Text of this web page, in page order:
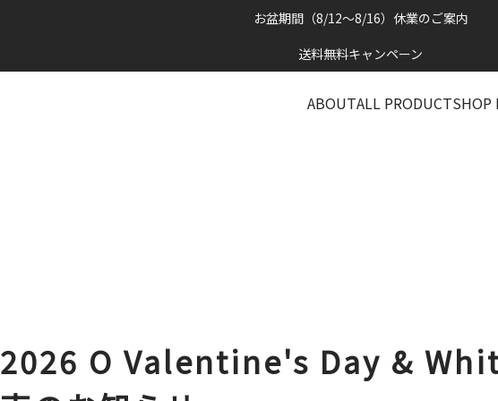
お盆期間（8/12～8/16）休業のご案内
送料無料キャンペーン
ABOUTALL PRODUCTSHOP
2026 O Valentine's Day &